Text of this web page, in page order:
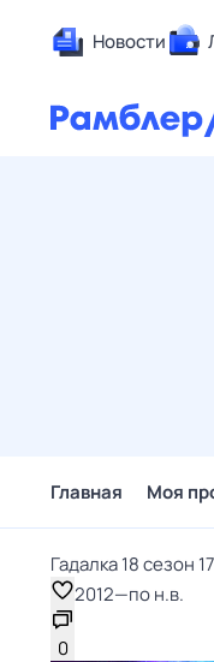
Новости
Главная Моя
Гадaлкa 18 сезон
2012—по н.в.
0